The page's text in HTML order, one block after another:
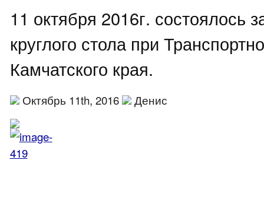
11 октября 2016г. состоялось
круглого стола при
Камчатского края.
Октябрь 11th, 2016 Денис